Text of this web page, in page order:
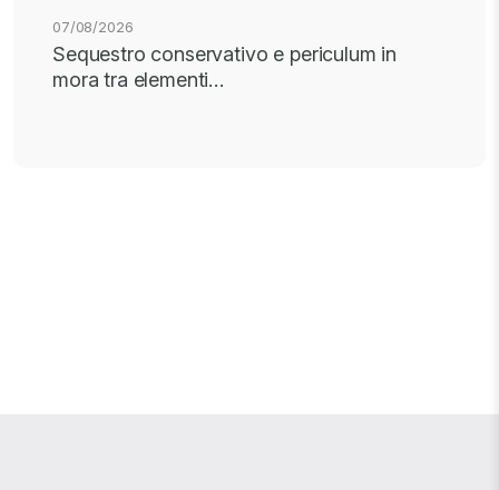
07/08/2026
Sequestro conservativo e periculum in
mora tra elementi…